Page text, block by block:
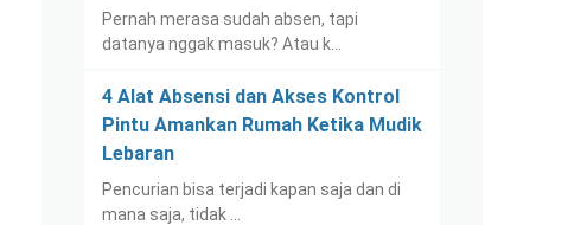
Pernah merasa sudah absen, tapi
datanya nggak masuk? Atau k…
4 Alat Absensi dan Akses Kontrol
Pintu Amankan Rumah Ketika Mudik
Lebaran
Pencurian bisa terjadi kapan saja dan di
mana saja, tidak …